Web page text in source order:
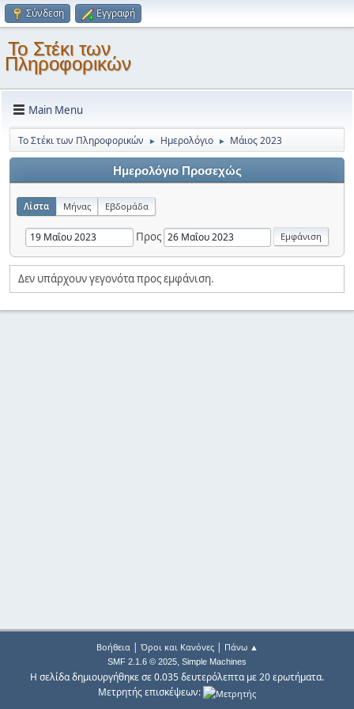
Σύνδεση Εγγραφή
Το Στέκι των
Πληροφορικών
Main Menu
Το Στέκι των Πληροφορικών ► Ημερολόγιο ► Μάιος 2023
Ημερολόγιο Προσεχώς
Λίστα Μήνας Εβδομάδα
Προς
Δεν υπάρχουν γεγονότα προς εμφάνιση.
Βοήθεια| Όροι και Κανόνες| Πάνω ▲
SMF 2.1.6 © 2025, Simple Machines
Η σελίδα δημιουργήθηκε σε 0.035 δευτερόλεπτα με 20 ερωτήματα.
Μετρητής επισκέψεων: